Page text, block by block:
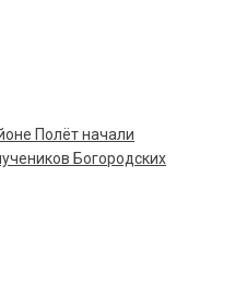
Богородских